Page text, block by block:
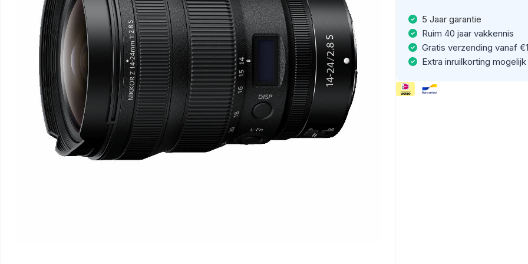
5 Jaar garantie
Ruim 40 jaar vakkennis
Gratis verzending vanaf
Extra inruilkorting mogelijk